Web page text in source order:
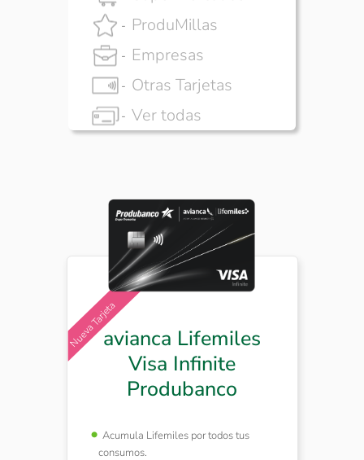
ProduMillas
Empresas
Otras Tarjetas
Ver todas
avianca Lifemiles
Visa Infinite
Produbanco
Acumula Lifemiles por todos tus
consumos.